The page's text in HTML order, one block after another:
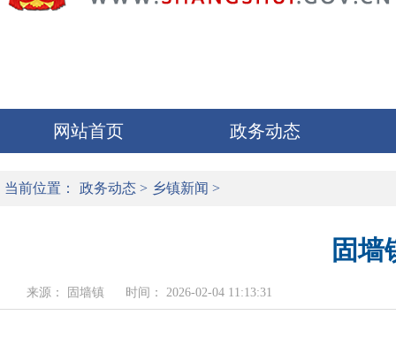
网站首页 政务动态
当前位置： 政务动态 > 乡镇新闻 >
固墙
来源： 固墙镇 时间： 2026-02-04 11:13:31